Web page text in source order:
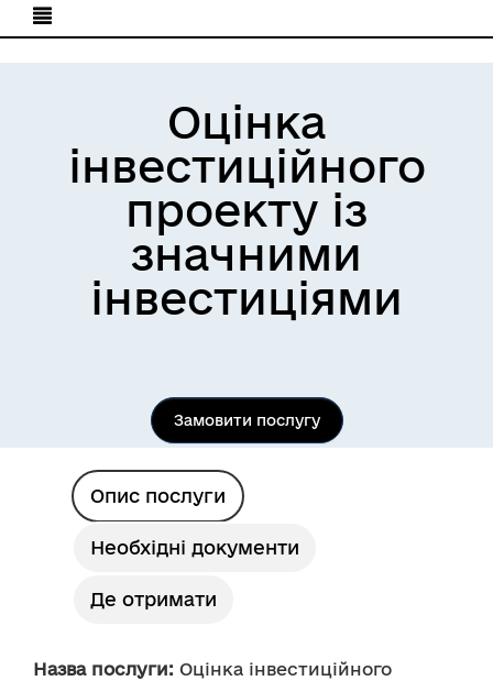
Оцінка
інвестиційного
проекту із
значними
інвестиціями
Замовити послугу
Опис послуги
Необхідні документи
Де отримати
Назва послуги: Оцінка інвестиційного